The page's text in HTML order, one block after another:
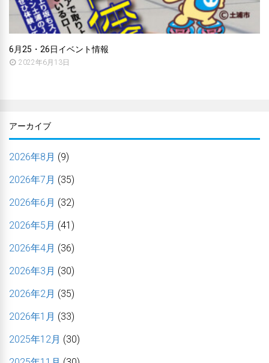
6月25・26日イベント情報
2022年6月13日
アーカイブ
2026年8月 (9)
2026年7月 (35)
2026年6月 (32)
2026年5月 (41)
2026年4月 (36)
2026年3月 (30)
2026年2月 (35)
2026年1月 (33)
2025年12月 (30)